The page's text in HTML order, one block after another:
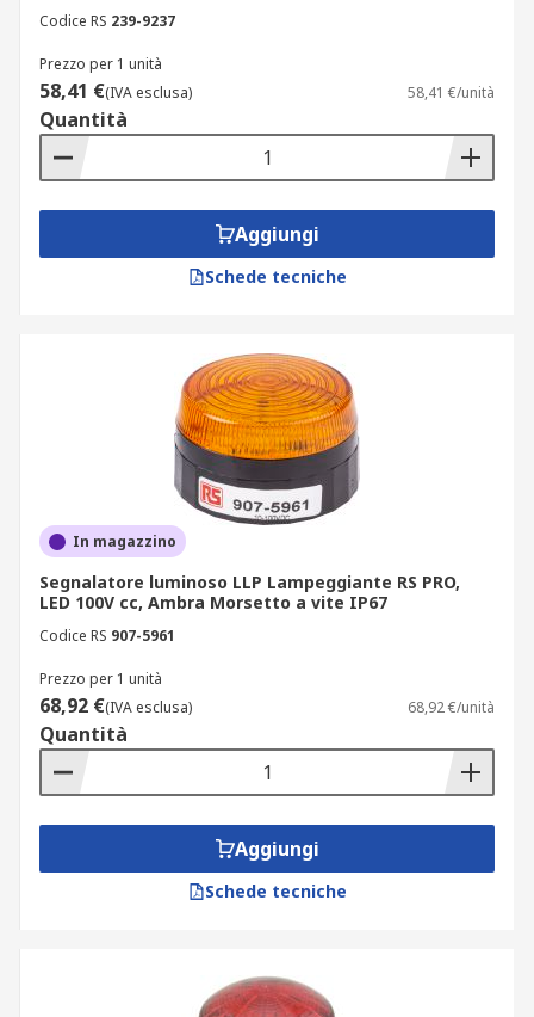
Codice RS 239-9237
Prezzo per 1 unità
58,41 €(IVA esclusa) 58,41 €/unità
Quantità
Aggiungi
Schede tecniche
In magazzino
Segnalatore luminoso LLP Lampeggiante RS PRO,
LED 100V cc, Ambra Morsetto a vite IP67
Codice RS 907-5961
Prezzo per 1 unità
68,92 €(IVA esclusa) 68,92 €/unità
Quantità
Aggiungi
Schede tecniche